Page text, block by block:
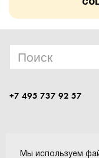
+7 495 737 92 57
Мы используем